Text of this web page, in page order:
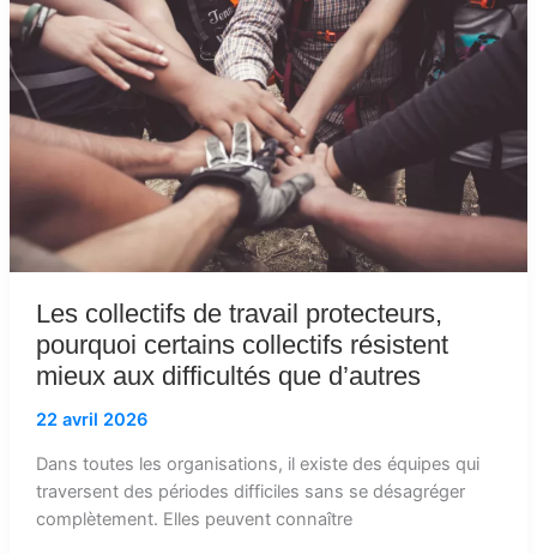
Les collectifs de travail protecteurs,
pourquoi certains collectifs résistent
mieux aux difficultés que d’autres
22 avril 2026
Dans toutes les organisations, il existe des équipes qui
traversent des périodes difficiles sans se désagréger
complètement. Elles peuvent connaître
travail
protecteurs,
pourquoi
certains
collectifs
résistent
mieux
difficultés
que